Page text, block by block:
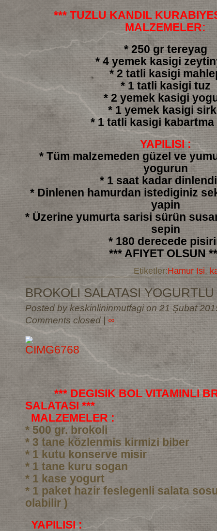
*** TUZLU KANDIL
MALZEMELER:
* 250 gr tereyag
* 4 yemek kasigi
* 2 tatli kasigi
* 1 tatli kasigi tuz
* 2 yemek kasigi
* 1 yemek kasigi
* 1 tatli kasigi kabartma
YAPILISI :
* Tüm malzemeden güzel ve
yogurun
* 1 saat kadar
* Dinlenen hamurdan istediginiz
yapin
* Üzerine yumurta sarisi sürün
sepin
* 180 derecede
*** AFIYET OLSUN
Etiketler:Hamur Isi,
BROKOLI SALATASI YOGURTLU
Posted by keskinlininmutfagi on 21 Şubat
Comments closed| ∞
*** DEGISIK BOL VITAMINLI
SALATASI ***
MALZEMELER :
* 500 gr. brokoli
* 3 tane közlenmis kirmizi biber
* 1 kutu konserve misir
* 1 tane kuru sogan
* 1 kase yogurt
* 1 paket hazir feslegenli salata
olabilir )
YAPILISI :